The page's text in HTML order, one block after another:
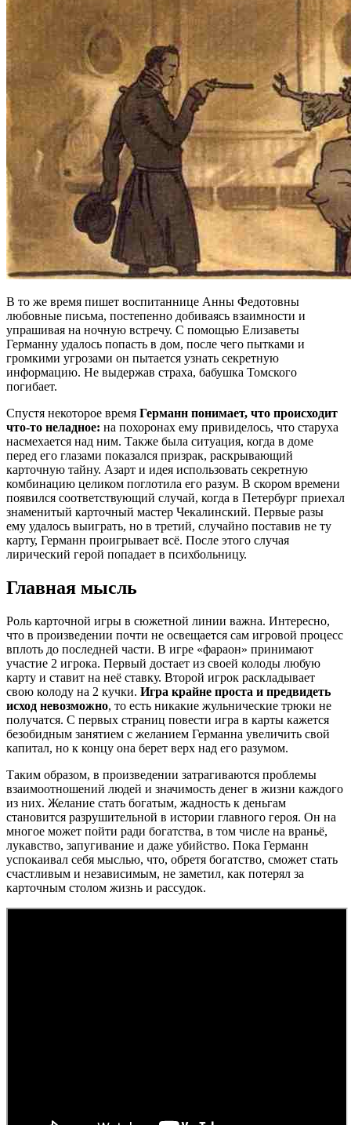
В то же время пишет воспитаннице Анны Федотовны
любовные письма, постепенно добиваясь взаимности и
упрашивая на ночную встречу. С помощью Елизаветы
Германну удалось попасть в дом, после чего пытками и
громкими угрозами он пытается узнать секретную
информацию. Не выдержав страха, бабушка Томского
погибает.
Спустя некоторое время Германн понимает, что происходит
что-то неладное: на похоронах ему привиделось, что старуха
насмехается над ним. Также была ситуация, когда в доме
перед его глазами показался призрак, раскрывающий
карточную тайну. Азарт и идея использовать секретную
комбинацию целиком поглотила его разум. В скором времени
появился соответствующий случай, когда в Петербург приехал
знаменитый карточный мастер Чекалинский. Первые разы
ему удалось выиграть, но в третий, случайно поставив не ту
карту, Германн проигрывает всё. После этого случая
лирический герой попадает в психбольницу.
Главная мысль
Роль карточной игры в сюжетной линии важна. Интересно,
что в произведении почти не освещается сам игровой процесс
вплоть до последней части. В игре «фараон» принимают
участие 2 игрока. Первый достает из своей колоды любую
карту и ставит на неё ставку. Второй игрок раскладывает
свою колоду на 2 кучки. Игра крайне проста и предвидеть
исход невозможно, то есть никакие жульнические трюки не
получатся. С первых страниц повести игра в карты кажется
безобидным занятием с желанием Германна увеличить свой
капитал, но к концу она берет верх над его разумом.
Таким образом, в произведении затрагиваются проблемы
взаимоотношений людей и значимость денег в жизни каждого
из них. Желание стать богатым, жадность к деньгам
становится разрушительной в истории главного героя. Он на
многое может пойти ради богатства, в том числе на враньё,
лукавство, запугивание и даже убийство. Пока Германн
успокаивал себя мыслью, что, обретя богатство, сможет стать
счастливым и независимым, не заметил, как потерял за
карточным столом жизнь и рассудок.